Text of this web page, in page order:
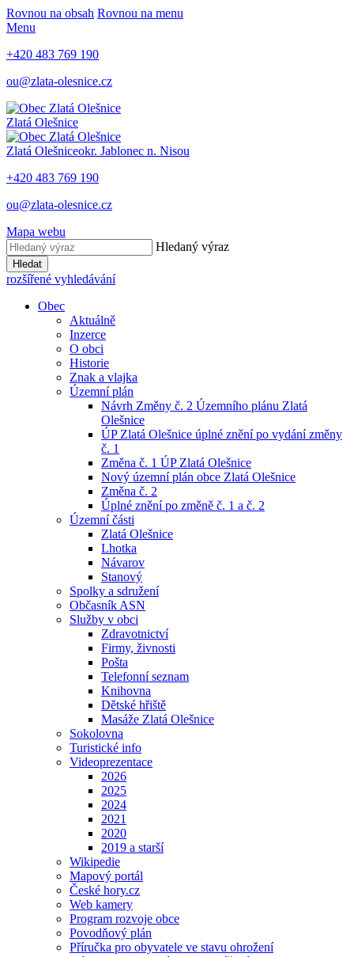
Rovnou na obsah Rovnou na menu
Menu
+420 483 769 190
ou@zlata-olesnice.cz
Zlatá Olešnice
Zlatá Olešniceokr. Jablonec n. Nisou
+420 483 769 190
ou@zlata-olesnice.cz
Mapa webu
Hledaný výraz
Hledat
rozšířené vyhledávání
Obec
Aktuálně
Inzerce
O obci
Historie
Znak a vlajka
Územní plán
Návrh Změny č. 2 Územního plánu Zlatá
Olešnice
ÚP Zlatá Olešnice úplné znění po vydání změny
č. 1
Změna č. 1 ÚP Zlatá Olešnice
Nový územní plán obce Zlatá Olešnice
Změna č. 2
Úplné znění po změně č. 1 a č. 2
Územní části
Zlatá Olešnice
Lhotka
Návarov
Stanový
Spolky a sdružení
Občasník ASN
Služby v obci
Zdravotnictví
Firmy, živnosti
Pošta
Telefonní seznam
Knihovna
Dětské hřiště
Masáže Zlatá Olešnice
Sokolovna
Turistické info
Videoprezentace
2026
2025
2024
2021
2020
2019 a starší
Wikipedie
Mapový portál
České hory.cz
Web kamery
Program rozvoje obce
Povodňový plán
Příručka pro obyvatele ve stavu ohrožení